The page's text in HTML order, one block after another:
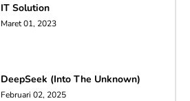
IT Solution
Maret 01, 2023
DeepSeek (Into The Unknown)
Februari 02, 2025